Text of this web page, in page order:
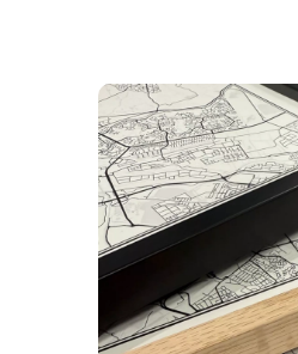
Sport Prints